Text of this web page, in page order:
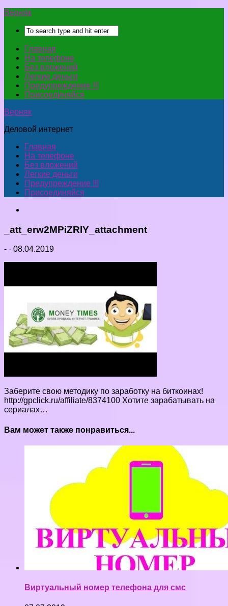
Верняк
Главная
На телефоне
Без вложений
Легкие деньги
Предупреждение !!!
Присоединяйся
Верняк
Деловой интернет
Главная
На телефоне
Без вложений
Легкие деньги
Предупреждение !!!
Присоединяйся
_att_erw2MPiZRlY_attachment
- · 08.04.2019
Заберите свою методику по заработку на биткоинах!
http://gpclick.ru/affiliate/8374100 Хотите зарабатывать на
сериалах…
Вам может также понравиться...
Виртуальный номер телефона для смс